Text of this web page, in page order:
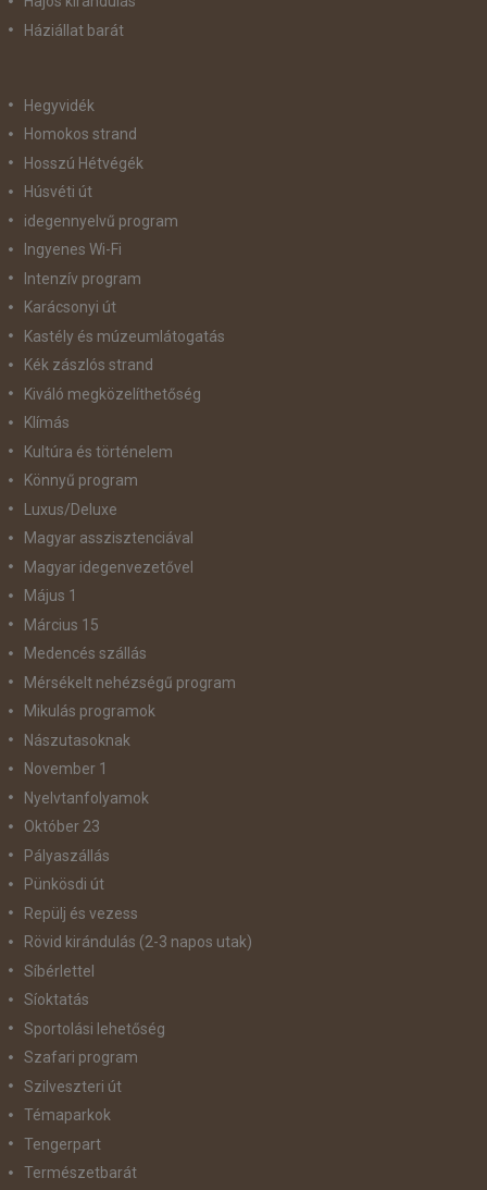
Háziállat barát
Hegyvidék
Homokos strand
Hosszú Hétvégék
Húsvéti út
idegennyelvű program
Ingyenes Wi-Fi
Intenzív program
Karácsonyi út
Kastély és múzeumlátogatás
Kék zászlós strand
Kiváló megközelíthetőség
Klímás
Kultúra és történelem
Könnyű program
Luxus/Deluxe
Magyar asszisztenciával
Magyar idegenvezetővel
Május 1
Március 15
Medencés szállás
Mérsékelt nehézségű program
Mikulás programok
Nászutasoknak
November 1
Nyelvtanfolyamok
Október 23
Pályaszállás
Pünkösdi út
Repülj és vezess
Rövid kirándulás (2-3 napos utak)
Síbérlettel
Síoktatás
Sportolási lehetőség
Szafari program
Szilveszteri út
Témaparkok
Tengerpart
Természetbarát